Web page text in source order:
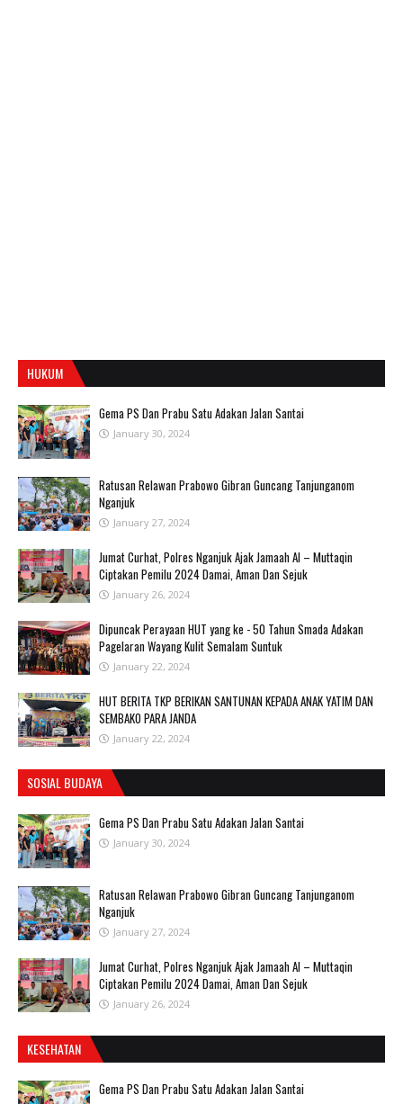
HUKUM
Gema PS Dan Prabu Satu Adakan Jalan Santai
January 30, 2024
Ratusan Relawan Prabowo Gibran Guncang Tanjunganom
Nganjuk
January 27, 2024
Jumat Curhat, Polres Nganjuk Ajak Jamaah Al – Muttaqin
Ciptakan Pemilu 2024 Damai, Aman Dan Sejuk
January 26, 2024
Dipuncak Perayaan HUT yang ke - 50 Tahun Smada Adakan
Pagelaran Wayang Kulit Semalam Suntuk
January 22, 2024
HUT BERITA TKP BERIKAN SANTUNAN KEPADA ANAK YATIM DAN
SEMBAKO PARA JANDA
January 22, 2024
SOSIAL BUDAYA
Gema PS Dan Prabu Satu Adakan Jalan Santai
January 30, 2024
Ratusan Relawan Prabowo Gibran Guncang Tanjunganom
Nganjuk
January 27, 2024
Jumat Curhat, Polres Nganjuk Ajak Jamaah Al – Muttaqin
Ciptakan Pemilu 2024 Damai, Aman Dan Sejuk
January 26, 2024
KESEHATAN
Gema PS Dan Prabu Satu Adakan Jalan Santai